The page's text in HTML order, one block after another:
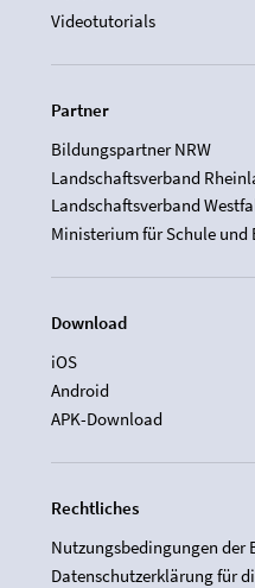
Videotutorials
Partner
Bildungspartner NRW
Landschaftsverband
Landschaftsverband
Ministerium für Schule und
Download
iOS
Android
APK-Download
Rechtliches
Nutzungsbedingungen der
Datenschutzerklärung für